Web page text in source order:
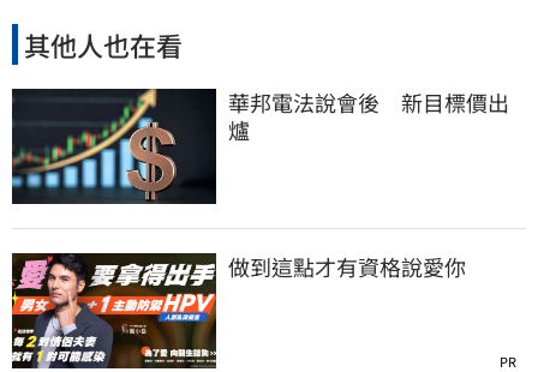
其他人也在看
華邦電法說會後 新目標價出
爐
做到這點才有資格說愛你
PR